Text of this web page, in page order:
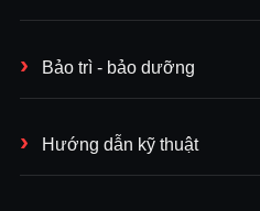
Bảo trì - bảo dưỡng
Hướng dẫn kỹ thuật